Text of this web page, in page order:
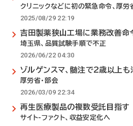
クリニックなどに初の緊急命令、厚労
2025/08/29 22:19
吉田製薬狭山工場に業務改善命
埼玉県、品質試験手順で不正
2026/06/22 04:30
ゾルゲンスマ、髄注で2歳以上も
厚労省・部会
2026/03/09 22:34
再生医療製品の複数受託目指す
サイト-ファクト、収益安定化へ